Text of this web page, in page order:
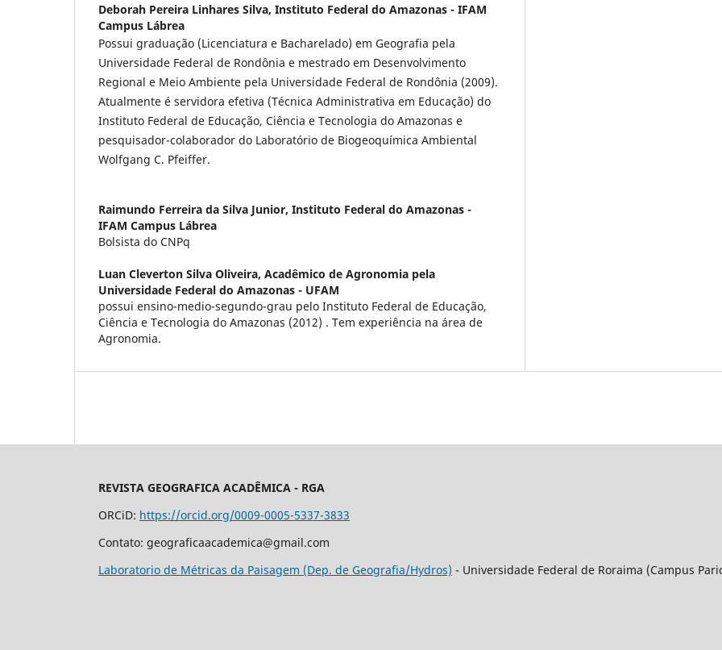
Deborah Pereira Linhares Silva, Instituto Federal do Amazonas - IFAM
Campus Lábrea
Possui graduação (Licenciatura e Bacharelado) em Geografia pela
Universidade Federal de Rondônia e mestrado em Desenvolvimento
Regional e Meio Ambiente pela Universidade Federal de Rondônia (2009).
Atualmente é servidora efetiva (Técnica Administrativa em Educação) do
Instituto Federal de Educação, Ciência e Tecnologia do Amazonas e
pesquisador-colaborador do Laboratório de Biogeoquímica Ambiental
Wolfgang C. Pfeiffer.
Raimundo Ferreira da Silva Junior, Instituto Federal do Amazonas -
IFAM Campus Lábrea
Bolsista do CNPq
Luan Cleverton Silva Oliveira, Acadêmico de Agronomia pela
Universidade Federal do Amazonas - UFAM
possui ensino-medio-segundo-grau pelo Instituto Federal de Educação,
Ciência e Tecnologia do Amazonas (2012) . Tem experiência na área de
Agronomia.
REVISTA GEOGRAFICA ACADÊMICA - RGA
ORCiD: https://orcid.org/0009-0005-5337-3833
Contato: geograficaacademica@gmail.com
Laboratorio de Métricas da Paisagem (Dep. de Geografia/Hydros) - Universidade Federal de Roraima (Campus